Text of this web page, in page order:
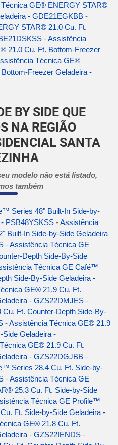
GE® ENERGY STAR®
- GDE21EGKBB -
STAR® 21.0 Cu. Ft.
-Assistência
21.0 Cu. Ft. Bottom-Freezer
Técnica GE®
Freezer Geladeira -
BY SIDE QUE
NA REGIÃO
SANTA
modelo não está listado,
também
Series 48" Built-In Side-by-
PSB48YSKSS -Assistência
Built-In Side-by-Side Geladeira
-Assistência Técnica GE
Depth Side-By-Side
Técnica GE Café™
Side-By-Side Geladeira -
GE® 21.9 Cu. Ft.
- GZS22DMJES -
Ft. Counter-Depth Side-By-
-Assistência Técnica GE® 21.9
Side Geladeira -
GE® 21.9 Cu. Ft.
- GZS22DGJBB -
Series 28.4 Cu. Ft. Side-by-
-Assistência Técnica GE
25.3 Cu. Ft. Side-by-Side
Técnica GE Profile™
Ft. Side-by-Side Geladeira -
GE® 21.8 Cu. Ft.
- GZS22IENDS -